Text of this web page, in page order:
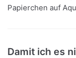
Papierchen auf
Damit ich es